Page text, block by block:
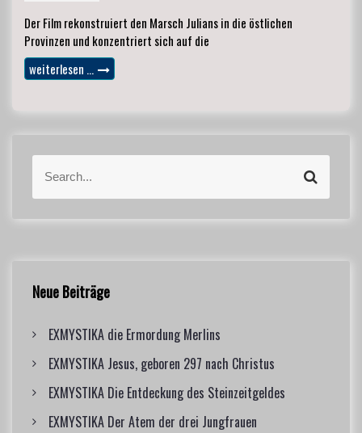
Der Film rekonstruiert den Marsch Julians in die östlichen
Provinzen und konzentriert sich auf die
weiterlesen …
a
r
o
:
S
r
Neue Beiträge
EXMYSTIKA die Ermordung Merlins
EXMYSTIKA Jesus, geboren 297 nach Christus
EXMYSTIKA Die Entdeckung des Steinzeitgeldes
EXMYSTIKA Der Atem der drei Jungfrauen